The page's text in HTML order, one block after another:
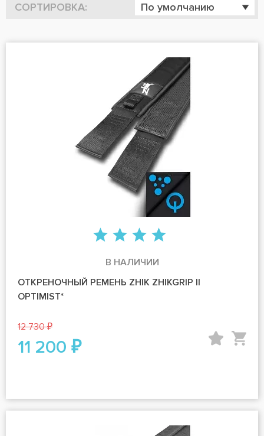
СОРТИРОВКА: По умолчанию
В НАЛИЧИИ
ОТКРЕНОЧНЫЙ РЕМЕНЬ ZHIK ZHIKGRIP II
OPTIMIST*
12 730 ₽
11 200 ₽